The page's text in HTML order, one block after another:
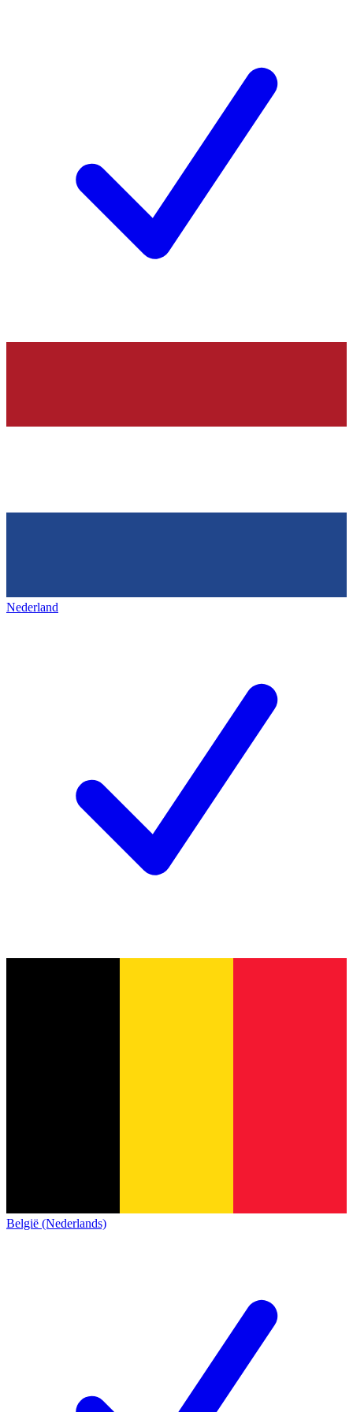
Nederland
België (Nederlands)